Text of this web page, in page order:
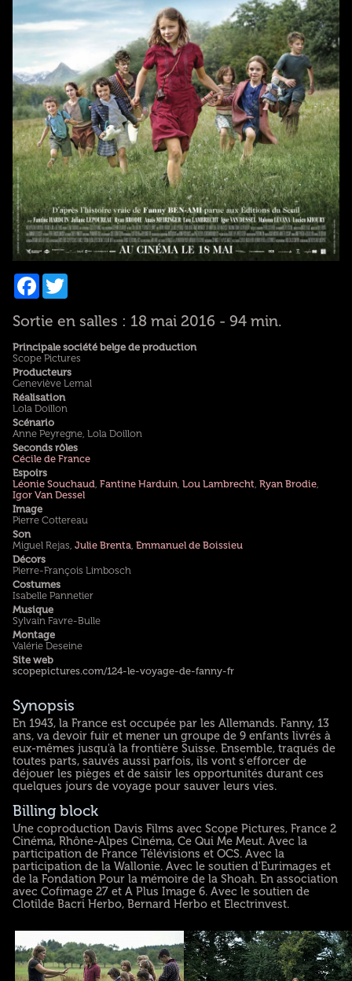
Facebook
Twitter
Sortie en salles : 18 mai 2016 - 94 min.
Principale société belge de production
Scope Pictures
Producteurs
Geneviève Lemal
Réalisation
Lola Doillon
Scénario
Anne Peyregne, Lola Doillon
Seconds rôles
Cécile de France
Espoirs
Léonie Souchaud, Fantine Harduin, Lou Lambrecht, Ryan Brodie,
Igor Van Dessel
Image
Pierre Cottereau
Son
Miguel Rejas, Julie Brenta, Emmanuel de Boissieu
Décors
Pierre-François Limbosch
Costumes
Isabelle Pannetier
Musique
Sylvain Favre-Bulle
Montage
Valérie Deseine
Site web
scopepictures.com/124-le-voyage-de-fanny-fr
Synopsis
En 1943, la France est occupée par les Allemands. Fanny, 13
ans, va devoir fuir et mener un groupe de 9 enfants livrés à
eux-mêmes jusqu'à la frontière Suisse. Ensemble, traqués de
toutes parts, sauvés aussi parfois, ils vont s'efforcer de
déjouer les pièges et de saisir les opportunités durant ces
quelques jours de voyage pour sauver leurs vies.
Billing block
Une coproduction Davis Films avec Scope Pictures, France 2
Cinéma, Rhône-Alpes Cinéma, Ce Qui Me Meut. Avec la
participation de France Télévisions et OCS. Avec la
participation de la Wallonie. Avec le soutien d'Eurimages et
de la Fondation Pour la mémoire de la Shoah. En association
avec Cofimage 27 et A Plus Image 6. Avec le soutien de
Clotilde Bacri Herbo, Bernard Herbo et Electrinvest.